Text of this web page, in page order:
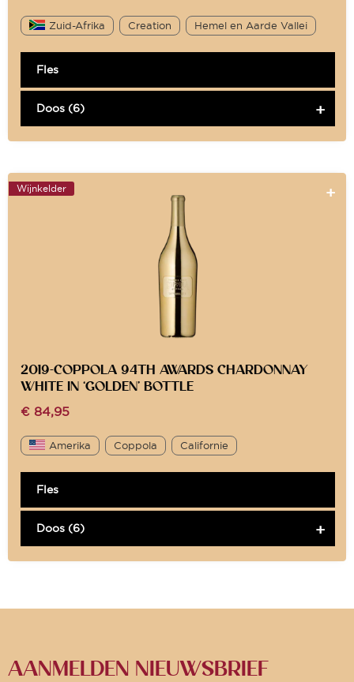
Zuid-Afrika Creation Hemel en Aarde Vallei
Fles
Doos (6)
Wijnkelder
2019-COPPOLA 94TH AWARDS CHARDONNAY
WHITE IN ‘GOLDEN’ BOTTLE
€ 84,95
Amerika Coppola Californie
Fles
Doos (6)
AANMELDEN NIEUWSBRIEF